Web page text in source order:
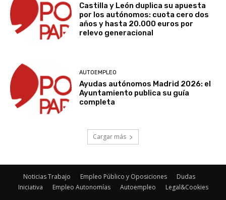
Castilla y León duplica su apuesta
por los autónomos: cuota cero dos
años y hasta 20.000 euros por
relevo generacional
AUTOEMPLEO
Ayudas autónomos Madrid 2026: el
Ayuntamiento publica su guía
completa
Cargar más
Noticias Trabajo Empleo Público y Oposiciones
Dudas
Iniciativa
Empleo Autonomías Autoempleo Legal&Cookies